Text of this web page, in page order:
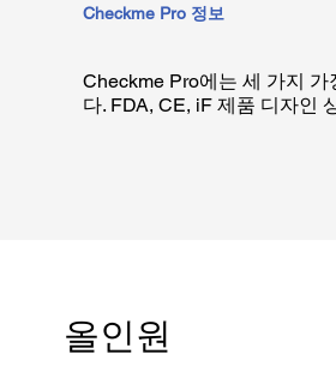
Checkme Pro 정보
Checkme Pro에는 세 가지
다. FDA, CE, iF 제품 디자인
올인원